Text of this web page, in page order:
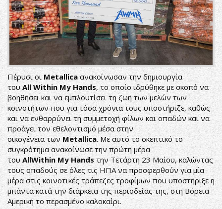
Πέρυσι οι Metallicaανακοίνωσαν την δημιουργία
τουAll Within My Hands, το οποίο ιδρύθηκε με σκοπό να
βοηθήσει και να εμπλουτίσει τη ζωή των μελών των
κοινοτήτων που για τόσα χρόνια τους υποστήριζε, καθώς
και να ενθαρρύνει τη συμμετοχή φίλων και οπαδών και να
προάγει τον εθελοντισμό μέσα στην
οικογένεια των Metallica. Με αυτό το σκεπτικό το
συγκρότημα ανακοίνωσε την πρώτη μέρα
του AllWithin My Hands την Τετάρτη 23 Μαίου, καλώντας
τους οπαδούς σε όλες τις ΗΠΑ να προσφερθούν για μία
μέρα στις κοινοτικές τράπεζες τροφίμων που υποστήριξε η
μπάντα κατά την διάρκεια της περιοδείας της, στη Βόρεια
Αμερική το περασμένο καλοκαίρι.